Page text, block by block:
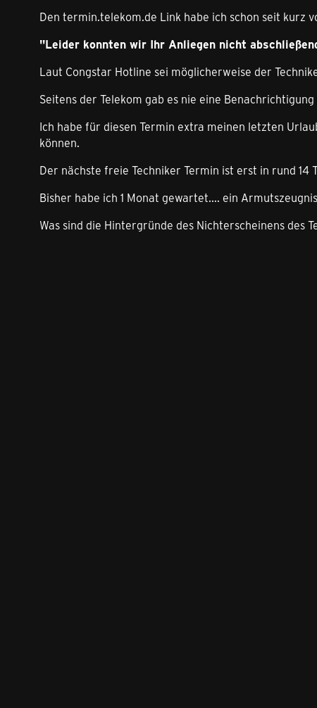
Den termin.telekom.de Link habe ich schon seit kurz
"Leider konnten wir Ihr Anliegen nicht
Laut Congstar Hotline sei möglicherweise der
Seitens der Telekom gab es nie eine
Ich habe für diesen Termin extra meinen letzten
können.
Der nächste freie Techniker Termin ist erst in rund 14
Bisher habe ich 1 Monat gewartet.... ein
Was sind die Hintergründe des Nichterscheinens des